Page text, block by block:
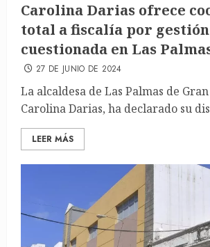
Carolina Darias ofrece
total a fiscalía por gestión
cuestionada en Las
27 DE JUNIO DE 2024
La alcaldesa de Las Palmas de
Carolina Darias, ha declarado su
LEER MÁS